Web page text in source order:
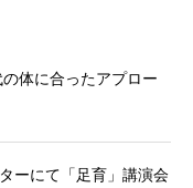
体に合ったアプロー
ーにて「足育」講演会